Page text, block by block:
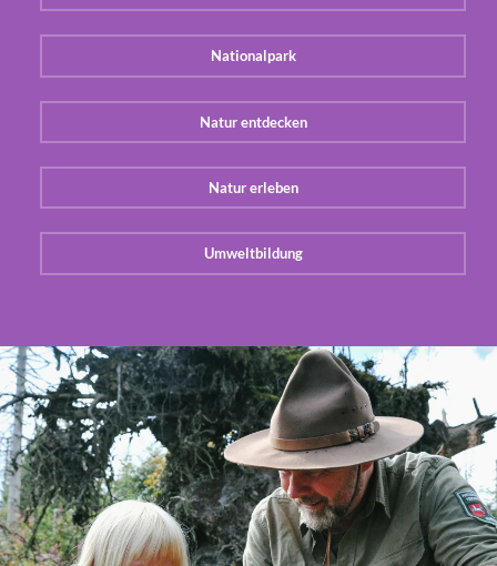
Nationalpark
Natur entdecken
Natur erleben
Umweltbildung